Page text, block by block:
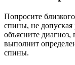
Попросите
спины, не
объясните
выполнит
спины.